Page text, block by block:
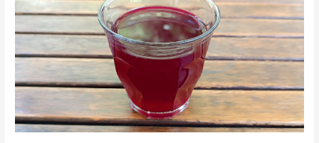
eenvoudig
gezonde
en
zoute
bietensap